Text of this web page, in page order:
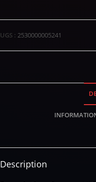
UGS : 2530000005241
Description